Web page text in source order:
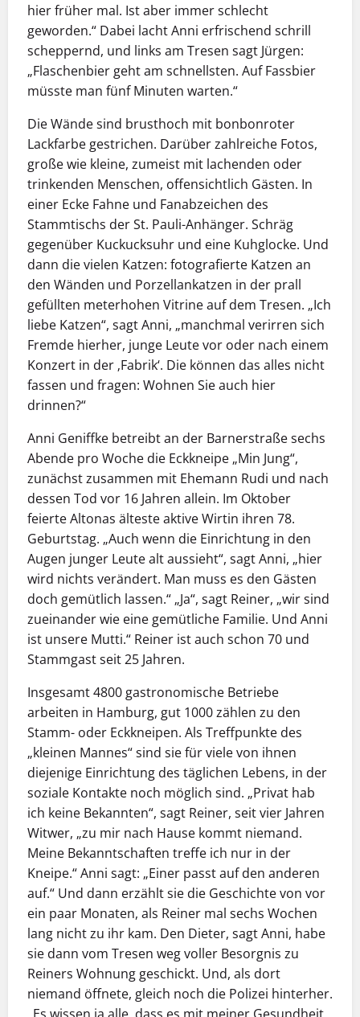
hier früher mal. Ist aber immer schlecht
geworden.“ Dabei lacht Anni erfrischend schrill
scheppernd, und links am Tresen sagt Jürgen:
„Flaschenbier geht am schnellsten. Auf Fassbier
müsste man fünf Minuten warten.“
Die Wände sind brusthoch mit bonbonroter
Lackfarbe gestrichen. Darüber zahlreiche Fotos,
große wie kleine, zumeist mit lachenden oder
trinkenden Menschen, offensichtlich Gästen. In
einer Ecke Fahne und Fanabzeichen des
Stammtischs der St. Pauli-Anhänger. Schräg
gegenüber Kuckucksuhr und eine Kuhglocke. Und
dann die vielen Katzen: fotografierte Katzen an
den Wänden und Porzellankatzen in der prall
gefüllten meterhohen Vitrine auf dem Tresen. „Ich
liebe Katzen“, sagt Anni, „manchmal verirren sich
Fremde hierher, junge Leute vor oder nach einem
Konzert in der ‚Fabrik‘. Die können das alles nicht
fassen und fragen: Wohnen Sie auch hier
drinnen?“
Anni Geniffke betreibt an der Barnerstraße sechs
Abende pro Woche die Eckkneipe „Min Jung“,
zunächst zusammen mit Ehemann Rudi und nach
dessen Tod vor 16 Jahren allein. Im Oktober
feierte Altonas älteste aktive Wirtin ihren 78.
Geburtstag. „Auch wenn die Einrichtung in den
Augen junger Leute alt aussieht“, sagt Anni, „hier
wird nichts verändert. Man muss es den Gästen
doch gemütlich lassen.“ „Ja“, sagt Reiner, „wir sind
zueinander wie eine gemütliche Familie. Und Anni
ist unsere Mutti.“ Reiner ist auch schon 70 und
Stammgast seit 25 Jahren.
Insgesamt 4800 gastronomische Betriebe
arbeiten in Hamburg, gut 1000 zählen zu den
Stamm- oder Eckkneipen. Als Treffpunkte des
„kleinen Mannes“ sind sie für viele von ihnen
diejenige Einrichtung des täglichen Lebens, in der
soziale Kontakte noch möglich sind. „Privat hab
ich keine Bekannten“, sagt Reiner, seit vier Jahren
Witwer, „zu mir nach Hause kommt niemand.
Meine Bekanntschaften treffe ich nur in der
Kneipe.“ Anni sagt: „Einer passt auf den anderen
auf.“ Und dann erzählt sie die Geschichte von vor
ein paar Monaten, als Reiner mal sechs Wochen
lang nicht zu ihr kam. Den Dieter, sagt Anni, habe
sie dann vom Tresen weg voller Besorgnis zu
Reiners Wohnung geschickt. Und, als dort
niemand öffnete, gleich noch die Polizei hinterher.